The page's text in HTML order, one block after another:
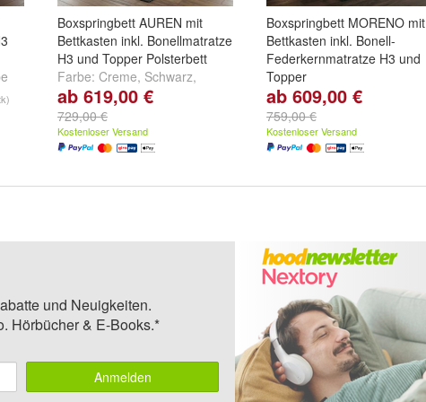
Boxspringbett AUREN mit
Bettkasten inkl. Bonellmatratze
H3 und Topper Polsterbett
Farbe: Creme, Schwarz,
Hellgrauundweitere ...
ab 619,00 €
729,00 €
Kostenloser Versand
Boxspringbett MORENO mit
Bettkasten inkl. Bonell-
Federkernmatratze H3 und
Topper
Farbe:Creme,Schwarz
Hellgrauund
ab 609,00 €
759,00 €
Kostenloser Versand
und Neuigkeiten.
Hörbücher & E-Books.*
Anmelden